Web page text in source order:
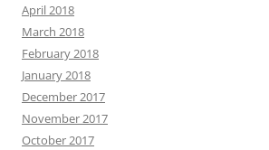
April 2018
March 2018
February 2018
January 2018
December 2017
November 2017
October 2017